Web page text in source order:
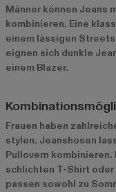
Männer können Jeans
kombinieren. Eine
einem lässigen
eignen sich dunkle
einem Blazer.
Frauen haben
stylen. Jeanshosen
Pullovern
schlichten T-Shirt
passen sowohl zu